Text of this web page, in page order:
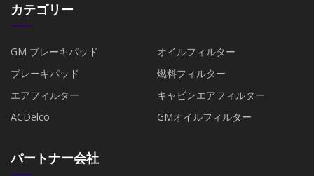
カテゴリー
GM ブレーキパッド
オイルフィルター
ブレーキパッド
燃料フィルター
エアフィルター
キャビンエアフィルター
ACDelco
GMオイルフィルター
パートナー会社